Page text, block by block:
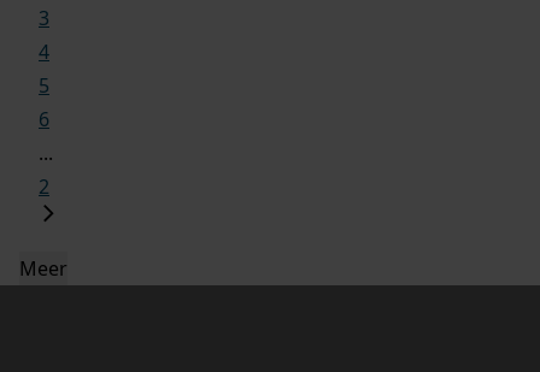
3
4
5
6
...
2
Meer